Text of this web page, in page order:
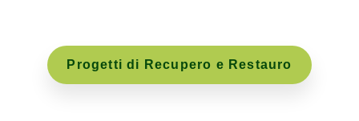
Progetti di Recupero e Restauro